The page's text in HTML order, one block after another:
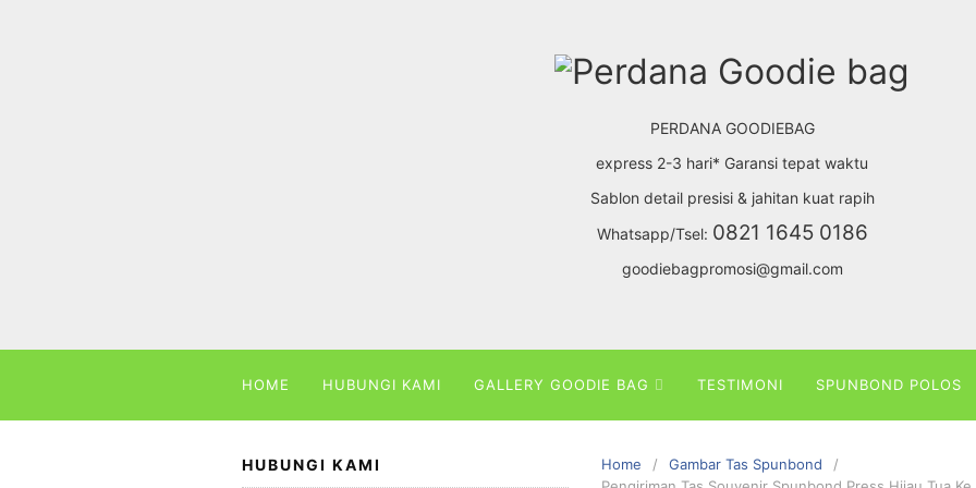
PERDANA GOODIEBAG
express 2-3 hari* Garansi tepat waktu
Sablon detail presisi & jahitan kuat rapih
Whatsapp/Tsel: 0821 1645 0186
goodiebagpromosi@gmail.com
HOME HUBUNGI KAMI GALLERY GOODIE BAG TESTIMONI SPUNBOND POLOS
Home
Gambar Tas Spunbond
HUBUNGI KAMI